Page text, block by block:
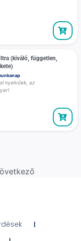
(kiváló, független,
nyelvűek, az